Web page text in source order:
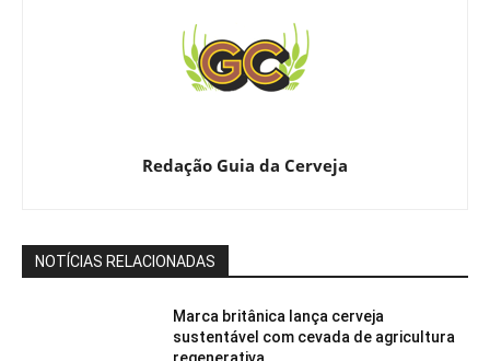
Redação Guia da Cerveja
NOTÍCIAS RELACIONADAS
Marca britânica lança cerveja
sustentável com cevada de agricultura